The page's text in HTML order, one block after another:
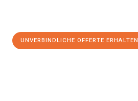
UNVERBINDLICHE OFFERTE ERHALTEN